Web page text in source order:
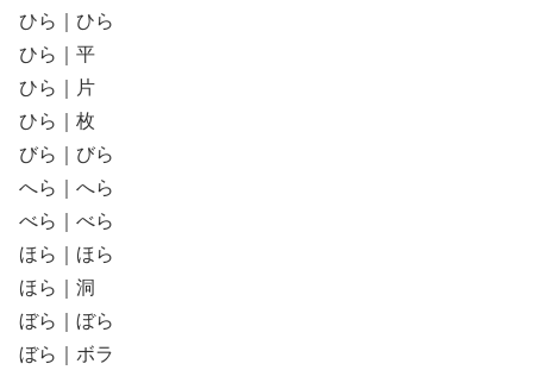
ひら｜ひら
ひら｜平
ひら｜片
ひら｜枚
びら｜びら
へら｜へら
べら｜べら
ほら｜ほら
ほら｜洞
ぼら｜ぼら
ぼら｜ボラ